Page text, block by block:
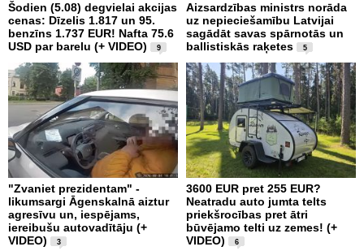
Šodien (5.08) degvielai akcijas
cenas: Dīzelis 1.817 un 95.
benzīns 1.737 EUR! Nafta 75.6
USD par barelu (+ VIDEO)
9
Aizsardzības ministrs norāda
uz nepieciešamību Latvijai
sagādāt savas spārnotās un
ballistiskās raķetes
5
"Zvaniet prezidentam" -
likumsargi Āgenskalnā aiztur
agresīvu un, iespējams,
iereibušu autovadītāju (+
VIDEO)
3
3600 EUR pret 255 EUR?
Neatradu auto jumta telts
priekšrocības pret ātri
būvējamo telti uz zemes! (+
VIDEO)
6